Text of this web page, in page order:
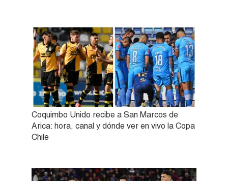
Coquimbo Unido recibe a San Marcos de
Arica: hora, canal y dónde ver en vivo la Copa
Chile